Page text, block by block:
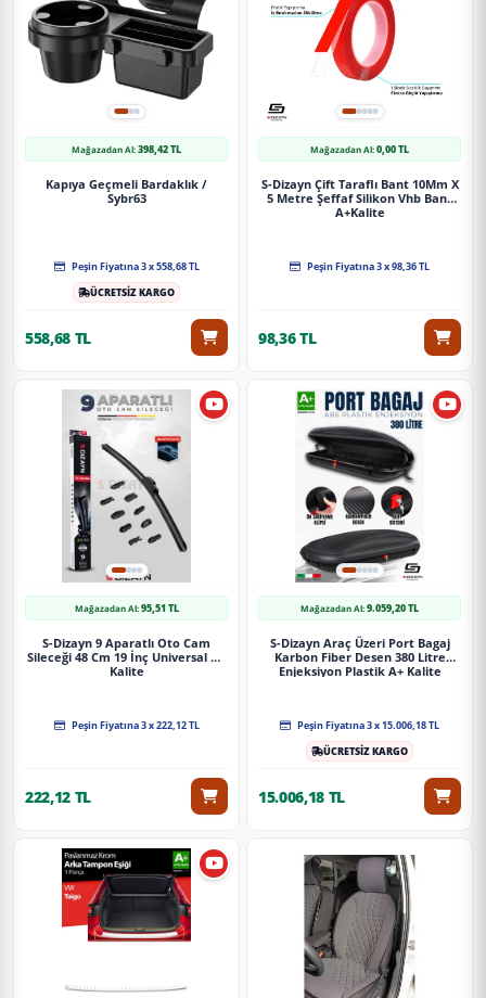
Mağazadan Al:398,42 TL
Kapıya Geçmeli Bardaklık /
Sybr63
Peşin Fiyatına 3 x 558,68 TL
ÜCRETSİZ KARGO
558,68 TL
Mağazadan Al:0,00 TL
S-Dizayn Çift Taraflı Bant 10Mm X
5 Metre Şeffaf Silikon Vhb Bant
A+Kalite
Peşin Fiyatına 3 x 98,36 TL
98,36 TL
Mağazadan Al:95,51 TL
S-Dizayn 9 Aparatlı Oto Cam
Sileceği 48 Cm 19 İnç Universal A+
Kalite
Peşin Fiyatına 3 x 222,12 TL
222,12 TL
Mağazadan Al:9.059,20 TL
S-Dizayn Araç Üzeri Port Bagaj
Karbon Fiber Desen 380 Litre
Enjeksiyon Plastik A+ Kalite
Peşin Fiyatına 3 x 15.006,18 TL
ÜCRETSİZ KARGO
15.006,18 TL